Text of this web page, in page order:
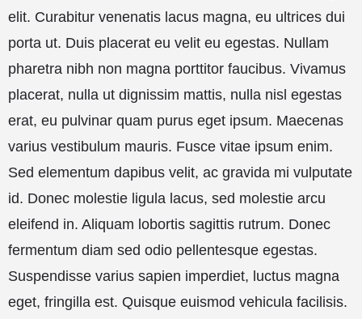
elit. Curabitur venenatis lacus magna, eu ultrices dui
porta ut. Duis placerat eu velit eu egestas. Nullam
pharetra nibh non magna porttitor faucibus. Vivamus
placerat, nulla ut dignissim mattis, nulla nisl egestas
erat, eu pulvinar quam purus eget ipsum. Maecenas
varius vestibulum mauris. Fusce vitae ipsum enim.
Sed elementum dapibus velit, ac gravida mi vulputate
id. Donec molestie ligula lacus, sed molestie arcu
eleifend in. Aliquam lobortis sagittis rutrum. Donec
fermentum diam sed odio pellentesque egestas.
Suspendisse varius sapien imperdiet, luctus magna
eget, fringilla est. Quisque euismod vehicula facilisis.